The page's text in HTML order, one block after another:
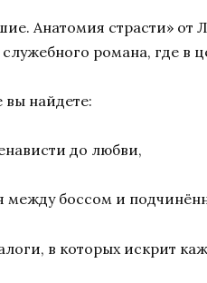
Анатомия страсти»
романа, где в
вы найдете:
до любви,
между боссом и
в которых искрит